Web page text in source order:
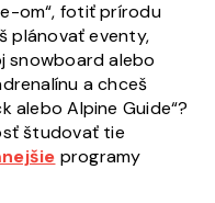
om“, fotiť prírodu
plánovať eventy,
snowboard alebo
a chceš
alebo Alpine Guide“?
študovať tie
programy